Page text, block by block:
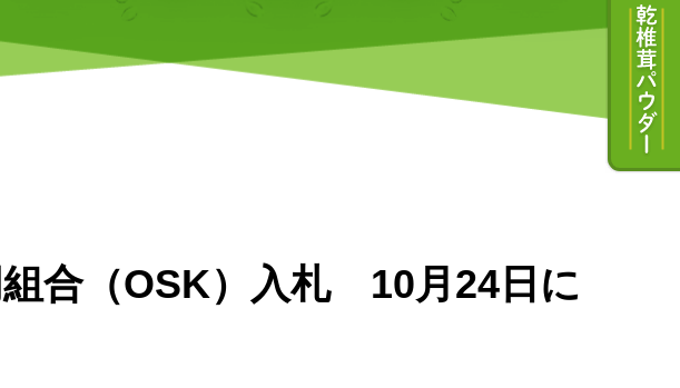
合（OSK）入札 10月24日に